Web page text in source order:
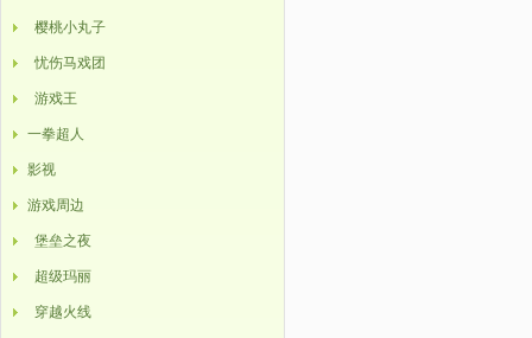
樱桃小丸子
忧伤马戏团
游戏王
一拳超人
影视
游戏周边
堡垒之夜
超级玛丽
穿越火线